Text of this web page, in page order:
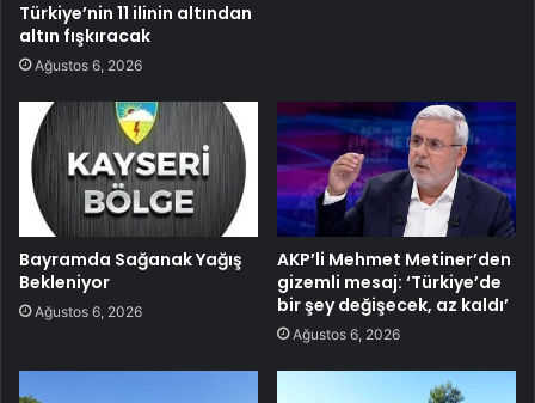
Türkiye’nin 11 ilinin altından
altın fışkıracak
Ağustos 6, 2026
Bayramda Sağanak Yağış
Bekleniyor
Ağustos 6, 2026
AKP’li Mehmet Metiner’den
gizemli mesaj: ‘Türkiye’de
bir şey değişecek, az kaldı’
Ağustos 6, 2026